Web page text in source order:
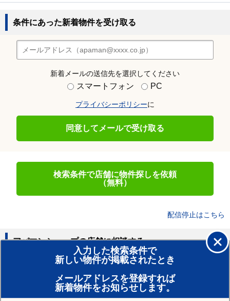
条件にあった新着物件を受け取る
新着メールの送信先を選択してください
スマートフォン PC
プライバシーポリシーに
同意してメールで受け取る
検索条件で店舗に物件探しを依頼
（無料）
配信停止はこちら
入力した検索条件で
新しい物件が掲載されたとき
メールアドレスを登録すれば
新着物件をお知らせします。
アパマンショップの店舗に相談する
賃貸のプロがお部屋探し！
おまかせ物件リクエスト